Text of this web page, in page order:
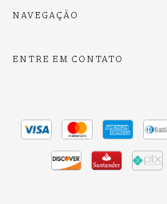
NAVEGAÇÃO
ENTRE EM CONTATO